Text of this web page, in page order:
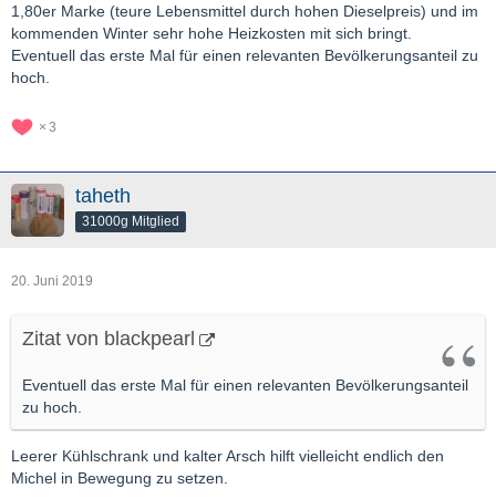
1,80er Marke (teure Lebensmittel durch hohen Dieselpreis) und im
kommenden Winter sehr hohe Heizkosten mit sich bringt.
Eventuell das erste Mal für einen relevanten Bevölkerungsanteil zu
hoch.
3
taheth
31000g Mitglied
20. Juni 2019
Zitat von blackpearl
Eventuell das erste Mal für einen relevanten Bevölkerungsanteil
zu hoch.
Leerer Kühlschrank und kalter Arsch hilft vielleicht endlich den
Michel in Bewegung zu setzen.